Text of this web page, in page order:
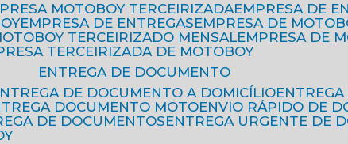
MOTOBOY TERCEIRIZADA
EMPRESA DE
EMPRESA DE ENTREGAS
EMPRESA DE
MOTOBOY TERCEIRIZADO MENSAL
EMPRESA DE
TERCEIRIZADA DE MOTOBOY
ENTREGA DE DOCUMENTO
ENTREGA DE DOCUMENTO A DOMICÍLIO
DOCUMENTO MOTO
ENVIO RÁPIDO DE
DE DOCUMENTOS
ENTREGA URGENTE DE